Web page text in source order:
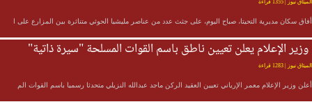
الميثاق نيوز
أفاق سكان مديرية التحيتا، صباح اليوم، على جثث عدد من عناصر مليشيا الحوثي متناثرة بين المزارع على ا
وزير الإعلام يعلن تعيين ناطق باسم القوات المسلحة "سيرة ذاتية"
الميثاق نيوز
أعلن وزير الإعلام معمر الإرياني تعيين العقيد الركن ماجد عبدالله النزيلي متحدثا رسميا باسم القوات الم